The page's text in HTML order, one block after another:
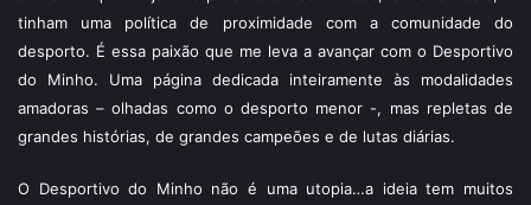
tinham uma política de proximidade com a comunidade do
desporto. É essa paixão que me leva a avançar com o Desportivo
do Minho. Uma página dedicada inteiramente às modalidades
amadoras – olhadas como o desporto menor -, mas repletas de
grandes histórias, de grandes campeões e de lutas diárias.
O Desportivo do Minho não é uma utopia…a ideia tem muitos